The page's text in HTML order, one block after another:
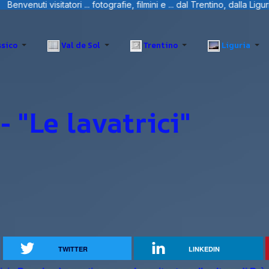
e ... dal Trentino, dalla Liguria e Sardegna.
Val de Sol Trentino Liguria
"Le lavatrici"
TWITTER LINKEDIN